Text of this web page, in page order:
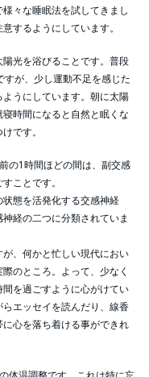
々な睡眠法を試してきまし
するようにしています。
光を浴びることです。普段
が、少し運動不足を感じた
うにしています。朝に太陽
時間になると自然と眠くな
です。
の1時間ほどの間は、副交感
ことです。
態を活発化する交感神経
経の二つに分類されていま
、何かと忙しい現代におい
のところ。よって、少なく
を過ごすように心がけてい
エッセイを読んだり、線香
心を落ち着ける事ができれ